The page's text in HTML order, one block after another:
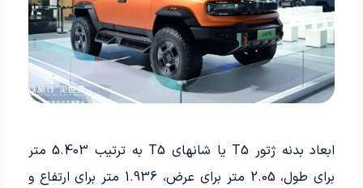
ابعاد بدنه ژتور T5 یا شانهای T5 به ترتیب 5.403 متر
برای طول، 2.05 متر برای عرض، 1.936 متر برای ارتفاع و